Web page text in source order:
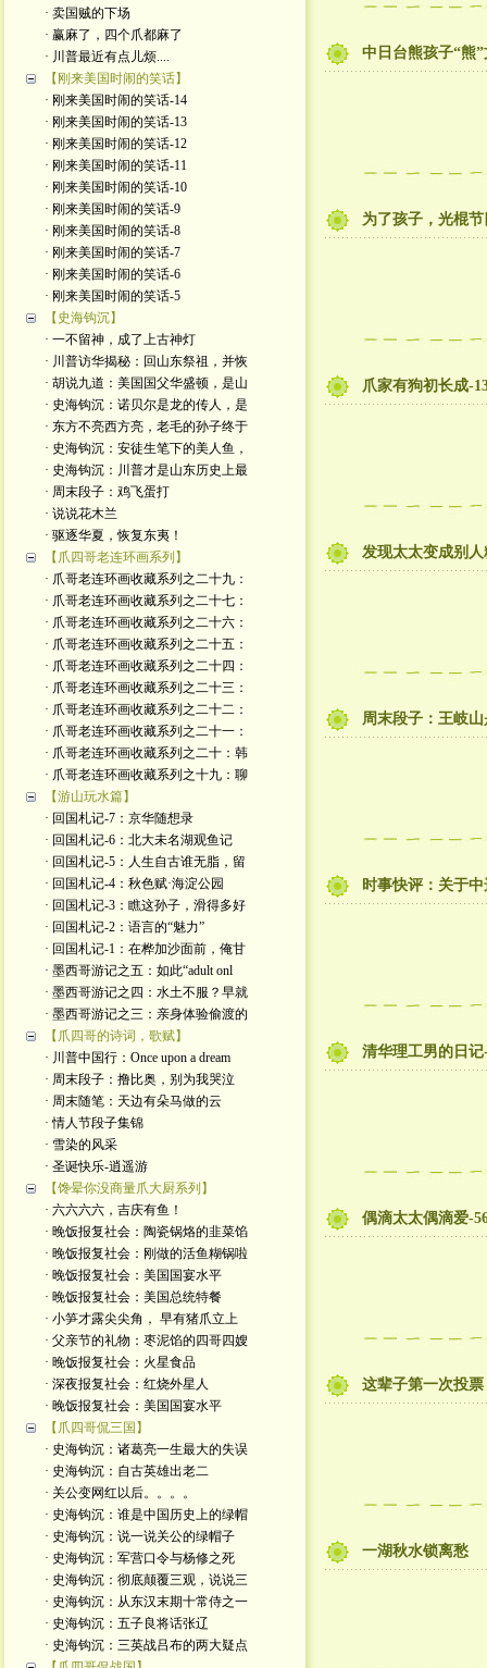
· 卖国贼的下场
· 赢麻了，四个爪都麻了
· 川普最近有点儿烦....
【刚来美国时闹的笑话】
· 刚来美国时闹的笑话-14
· 刚来美国时闹的笑话-13
· 刚来美国时闹的笑话-12
· 刚来美国时闹的笑话-11
· 刚来美国时闹的笑话-10
· 刚来美国时闹的笑话-9
· 刚来美国时闹的笑话-8
· 刚来美国时闹的笑话-7
· 刚来美国时闹的笑话-6
· 刚来美国时闹的笑话-5
【史海钩沉】
· 一不留神，成了上古神灯
· 川普访华揭秘：回山东祭祖，并恢
· 胡说九道：美国国父华盛顿，是山
· 史海钩沉：诺贝尔是龙的传人，是
· 东方不亮西方亮，老毛的孙子终于
· 史海钩沉：安徒生笔下的美人鱼，
· 史海钩沉：川普才是山东历史上最
· 周末段子：鸡飞蛋打
· 说说花木兰
· 驱逐华夏，恢复东夷！
【爪四哥老连环画系列】
· 爪哥老连环画收藏系列之二十九：
· 爪哥老连环画收藏系列之二十七：
· 爪哥老连环画收藏系列之二十六：
· 爪哥老连环画收藏系列之二十五：
· 爪哥老连环画收藏系列之二十四：
· 爪哥老连环画收藏系列之二十三：
· 爪哥老连环画收藏系列之二十二：
· 爪哥老连环画收藏系列之二十一：
· 爪哥老连环画收藏系列之二十：韩
· 爪哥老连环画收藏系列之十九：聊
【游山玩水篇】
· 回国札记-7：京华随想录
· 回国札记-6：北大未名湖观鱼记
· 回国札记-5：人生自古谁无脂，留
· 回国札记-4：秋色赋·海淀公园
· 回国札记-3：瞧这孙子，滑得多好
· 回国札记-2：语言的“魅力”
· 回国札记-1：在桦加沙面前，俺甘
· 墨西哥游记之五：如此“adult onl
· 墨西哥游记之四：水土不服？早就
· 墨西哥游记之三：亲身体验偷渡的
【爪四哥的诗词，歌赋】
· 川普中国行：Once upon a dream
· 周末段子：撸比奥，别为我哭泣
· 周末随笔：天边有朵马做的云
· 情人节段子集锦
· 雪染的风采
· 圣诞快乐-逍遥游
【馋晕你没商量爪大厨系列】
· 六六六六，吉庆有鱼！
· 晚饭报复社会：陶瓷锅烙的韭菜馅
· 晚饭报复社会：刚做的活鱼糊锅啦
· 晚饭报复社会：美国国宴水平
· 晚饭报复社会：美国总统特餐
· 小笋才露尖尖角， 早有猪爪立上
· 父亲节的礼物：枣泥馅的四哥四嫂
· 晚饭报复社会：火星食品
· 深夜报复社会：红烧外星人
· 晚饭报复社会：美国国宴水平
【爪四哥侃三国】
· 史海钩沉：诸葛亮一生最大的失误
· 史海钩沉：自古英雄出老二
· 关公变网红以后。。。。
· 史海钩沉：谁是中国历史上的绿帽
· 史海钩沉：说一说关公的绿帽子
· 史海钩沉：军营口令与杨修之死
· 史海钩沉：彻底颠覆三观，说说三
· 史海钩沉：从东汉末期十常侍之一
· 史海钩沉：五子良将话张辽
· 史海钩沉：三英战吕布的两大疑点
中日台熊孩子“熊
为了孩子，光棍
爪家有狗初长成-
发现太太变成别
周末段子：王岐
时事快评：关于
清华理工男的日记
偶滴太太偶滴爱-
这辈子第一次投
一湖秋水锁离愁